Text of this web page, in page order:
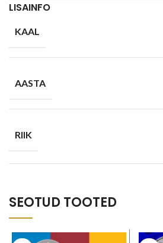
LISAINFO
KAAL
AASTA
RIIK
SEOTUD TOOTED